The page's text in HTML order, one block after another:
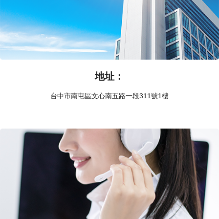
地址：
台中市南屯區文心南五路一段311號1樓